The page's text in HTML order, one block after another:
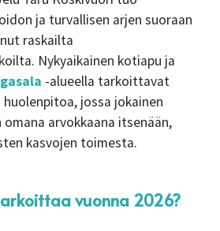
ja turvallisen arjen suoraan
raskailta
Nykyaikainen kotiapu ja
-alueella tarkoittavat
jossa jokainen
arvokkaana itsenään,
kasvojen toimesta.
vuonna 2026?